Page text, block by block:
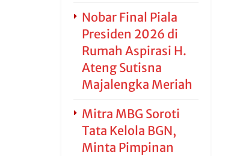
Nobar Final Piala
Presiden 2026 di
Rumah Aspirasi H.
Ateng Sutisna
Majalengka Meriah
Mitra MBG Soroti
Tata Kelola BGN,
Minta Pimpinan